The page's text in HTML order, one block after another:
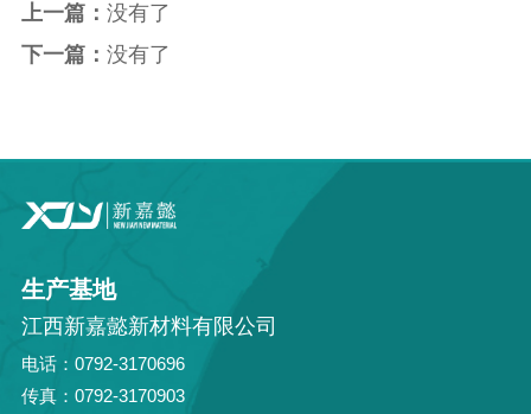
上一篇： 没有了
下一篇： 没有了
生产基地
江西新嘉懿新材料有限公司
电话：0792-3170696
传真：0792-3170903